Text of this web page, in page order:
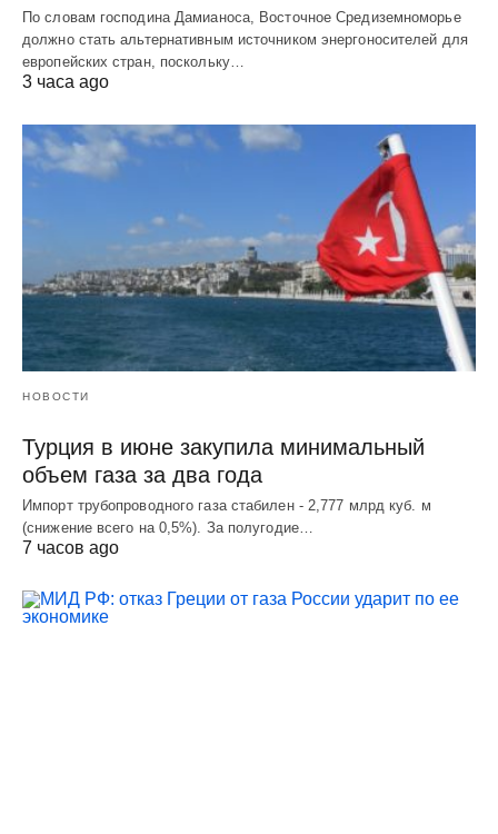
По словам господина Дамианоса, Восточное Средиземноморье
должно стать альтернативным источником энергоносителей для
европейских стран, поскольку…
3 часа ago
НОВОСТИ
Турция в июне закупила минимальный
объем газа за два года
Импорт трубопроводного газа стабилен - 2,777 млрд куб. м
(снижение всего на 0,5%). За полугодие…
7 часов ago